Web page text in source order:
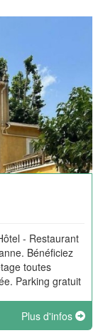
- Restaurant
Bénéficiez
toutes
Parking gratuit
Plus d'infos